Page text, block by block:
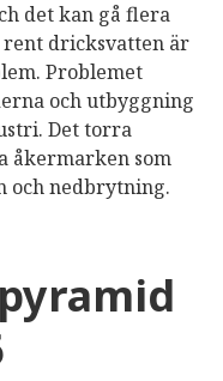
det kan gå flera
dricksvatten är
Problemet
och utbyggning
Det torra
åkermarken som
och nedbrytning.